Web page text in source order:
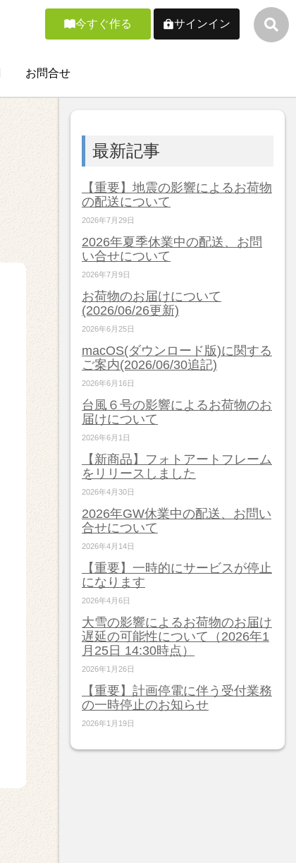
今すぐ作る サインイン
お問合せ
最新記事
【重要】地震の影響によるお荷物
の配送について
2026年7月29日
2026年夏季休業中の配送、お問
い合せについて
2026年7月9日
お荷物のお届けについて
(2026/06/26更新)
2026年6月25日
macOS(ダウンロード版)に関する
ご案内(2026/06/30追記)
2026年6月16日
台風６号の影響によるお荷物のお
届けについて
2026年6月1日
【新商品】フォトアートフレーム
をリリースしました
2026年4月30日
2026年GW休業中の配送、お問い
合せについて
2026年4月14日
【重要】一時的にサービスが停止
になります
2026年4月6日
大雪の影響によるお荷物のお届け
遅延の可能性について（2026年1
月25日 14:30時点）
2026年1月26日
【重要】計画停電に伴う受付業務
の一時停止のお知らせ
2026年1月19日